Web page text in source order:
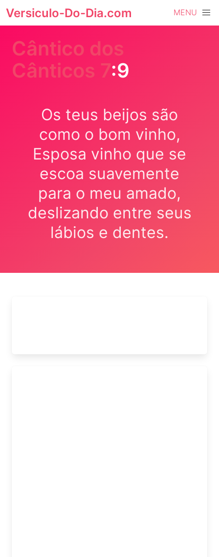
Versiculo-Do-Dia.com MENU
Cântico dos
Cânticos 7:9
Os teus beijos são
como o bom vinho,
Esposa vinho que se
escoa suavemente
para o meu amado,
deslizando entre seus
lábios e dentes.